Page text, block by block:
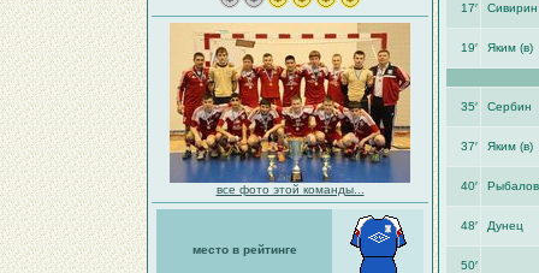
все фото этой команды...
место в рейтинге
17′ Сивирин
19′ Яким (в)
35′ Сербин
37′ Яким (в)
40′ Рыбалов
48′ Дунец
50′